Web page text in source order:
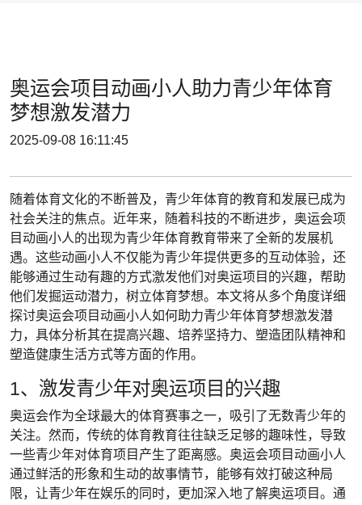
奥运会项目动画小人助力青少年体育
梦想激发潜力
2025-09-08 16:11:45
随着体育文化的不断普及，青少年体育的教育和发展已成为
社会关注的焦点。近年来，随着科技的不断进步，奥运会项
目动画小人的出现为青少年体育教育带来了全新的发展机
遇。这些动画小人不仅能为青少年提供更多的互动体验，还
能够通过生动有趣的方式激发他们对奥运项目的兴趣，帮助
他们发掘运动潜力，树立体育梦想。本文将从多个角度详细
探讨奥运会项目动画小人如何助力青少年体育梦想激发潜
力，具体分析其在提高兴趣、培养坚持力、塑造团队精神和
塑造健康生活方式等方面的作用。
1、激发青少年对奥运项目的兴趣
奥运会作为全球最大的体育赛事之一，吸引了无数青少年的
关注。然而，传统的体育教育往往缺乏足够的趣味性，导致
一些青少年对体育项目产生了距离感。奥运会项目动画小人
通过鲜活的形象和生动的故事情节，能够有效打破这种局
限，让青少年在娱乐的同时，更加深入地了解奥运项目。通